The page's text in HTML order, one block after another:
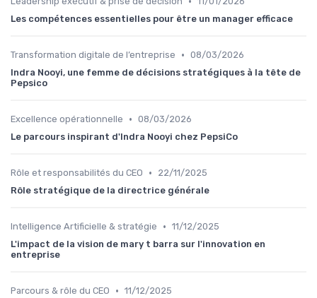
Les compétences essentielles pour être un manager efficace
Transformation digitale de l’entreprise • 08/03/2026
Indra Nooyi, une femme de décisions stratégiques à la tête de
Pepsico
Excellence opérationnelle • 08/03/2026
Le parcours inspirant d'Indra Nooyi chez PepsiCo
Rôle et responsabilités du CEO •
22/11/2025
Rôle stratégique de la directrice générale
Intelligence Artificielle & stratégie • 11/12/2025
L'impact de la vision de mary t barra sur l'innovation en
entreprise
Parcours & rôle du CEO • 11/12/2025